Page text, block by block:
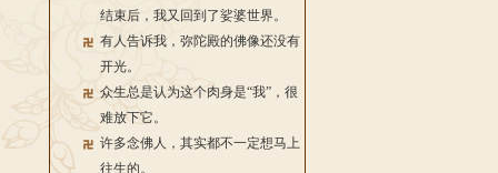
结束后，我又回到了娑婆世界。
有人告诉我，弥陀殿的佛像还没有
开光。
众生总是认为这个肉身是“我”，很
难放下它。
许多念佛人，其实都不一定想马上
往生的。